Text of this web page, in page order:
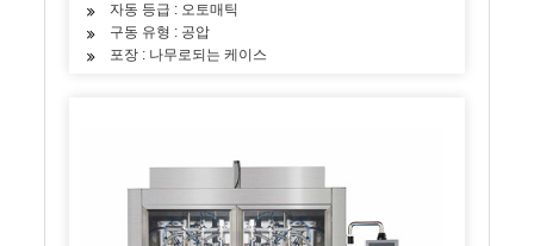
자동 등급 : 오토매틱
구동 유형 : 공압
포장 : 나무로되는 케이스